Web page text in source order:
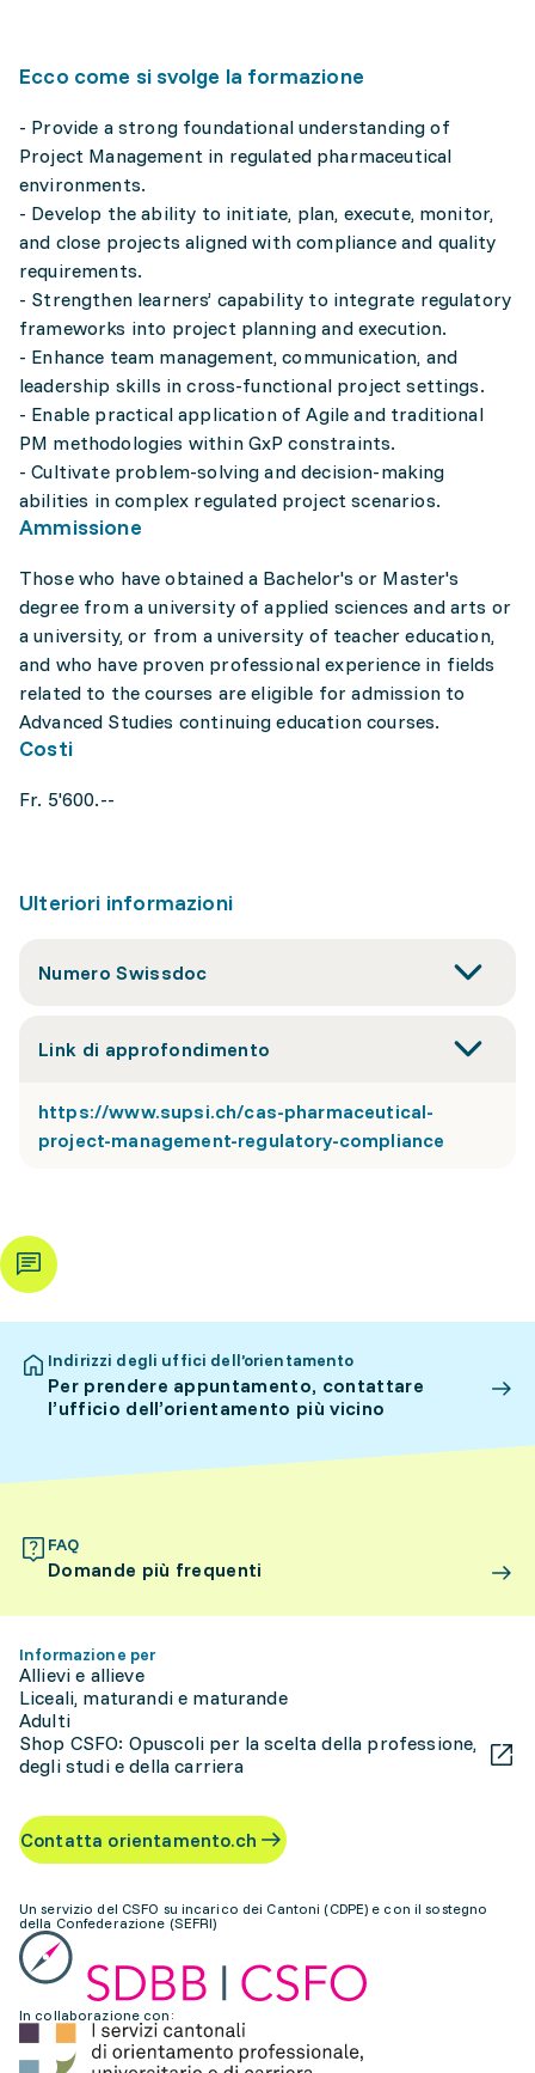
Ecco come si svolge la formazione
- Provide a strong foundational understanding of
Project Management in regulated pharmaceutical
environments.
- Develop the ability to initiate, plan, execute, monitor,
and close projects aligned with compliance and quality
requirements.
- Strengthen learners’ capability to integrate regulatory
frameworks into project planning and execution.
- Enhance team management, communication, and
leadership skills in cross-functional project settings.
- Enable practical application of Agile and traditional
PM methodologies within GxP constraints.
- Cultivate problem-solving and decision-making
abilities in complex regulated project scenarios.
Ammissione
Those who have obtained a Bachelor's or Master's
degree from a university of applied sciences and arts or
a university, or from a university of teacher education,
and who have proven professional experience in fields
related to the courses are eligible for admission to
Advanced Studies continuing education courses.
Costi
Fr. 5'600.--
Ulteriori informazioni
Numero Swissdoc
Link di approfondimento
https://www.supsi.ch/cas-pharmaceutical-
project-management-regulatory-compliance
Indirizzi degli uffici dell’orientamento
Per prendere appuntamento, contattare
l’ufficio dell’orientamento più vicino
FAQ
Domande più frequenti
Informazione per
Allievi e allieve
Liceali, maturandi e maturande
Adulti
Shop CSFO: Opuscoli per la scelta della professione,
degli studi e della carriera
Contatta orientamento.ch
Un servizio del CSFO su incarico dei Cantoni (CDPE) e con il sostegno
della Confederazione (SEFRI)
In collaborazione con: